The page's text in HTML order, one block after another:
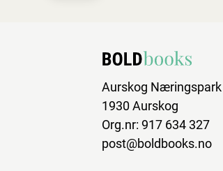
Aurskog Næringspark
1930 Aurskog
Org.nr: 917 634 327
post@boldbooks.no